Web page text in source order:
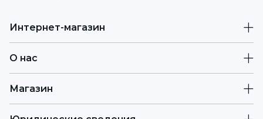
Интернет-магазин
О нас
Магазин